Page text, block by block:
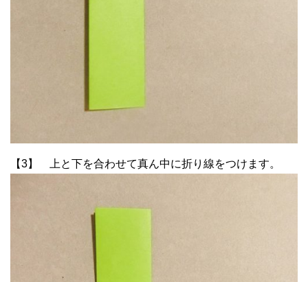
【3】 上と下を合わせて真ん中に折り線をつけます。